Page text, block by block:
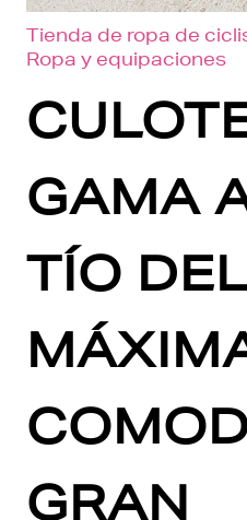
Tienda de ropa de
Ropa y equipaciones
GAMA
TÍO
GRAN